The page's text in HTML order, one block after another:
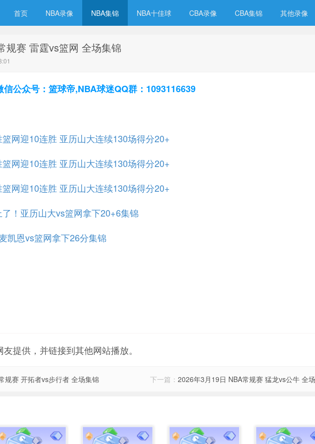
首页 NBA录像 NBA集锦 NBA十佳球 CBA录像 CBA集锦 其他录像
规赛 雷霆vs篮网 全场集锦
公众号：篮球帝,NBA球迷QQ群：1093116639
网迎10连胜 亚历山大连续130场得分20+
网迎10连胜 亚历山大连续130场得分20+
网迎10连胜 亚历山大连续130场得分20+
！亚历山大vs篮网拿下20+6集锦
凯恩vs篮网拿下26分集锦
提供，并链接到其他网站播放。
规赛 开拓者vs步行者 全场集锦 下一篇： 2026年3月19日 NBA常规赛 猛龙vs公牛 全